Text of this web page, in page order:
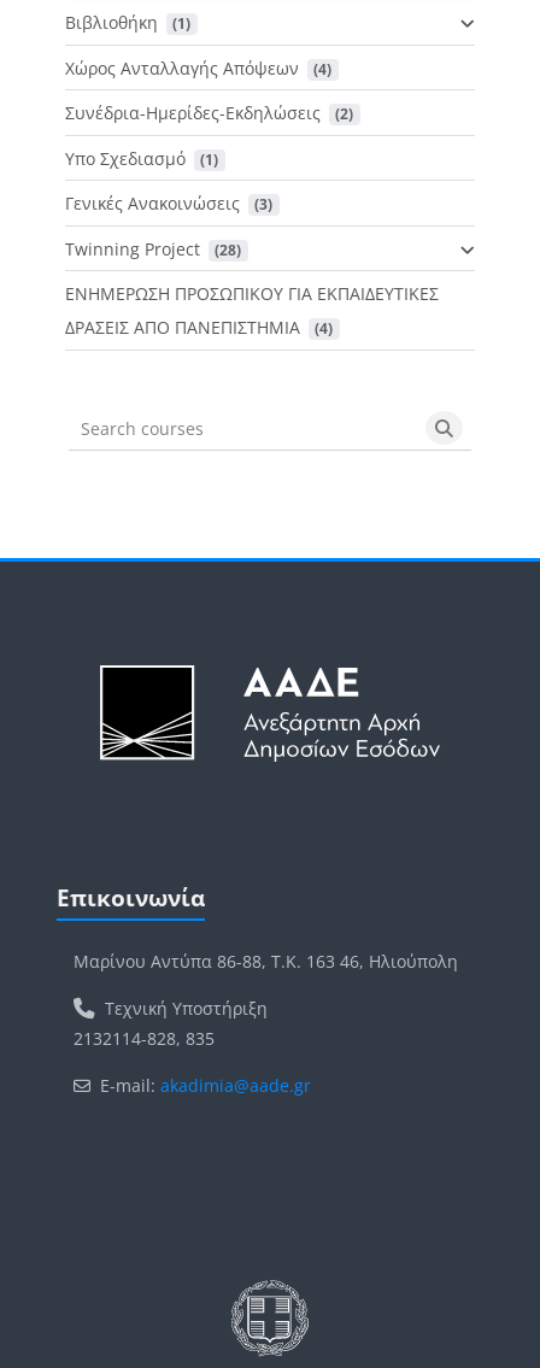
Βιβλιοθήκη
(1)
Χώρος Ανταλλαγής Απόψεων (4)
Συνέδρια-Ημερίδες-Εκδηλώσεις (2)
Υπο Σχεδιασμό (1)
Γενικές Ανακοινώσεις (3)
Twinning Project (28)
ΕΝΗΜΕΡΩΣΗ ΠΡΟΣΩΠΙΚΟΥ ΓΙΑ ΕΚΠΑΙΔΕΥΤΙΚΕΣ
ΔΡΑΣΕΙΣ ΑΠΟ ΠΑΝΕΠΙΣΤΗΜΙΑ
(4)
Search courses Search
Μπλοκ
Επικοινωνία
Μαρίνου Αντύπα 86-88, Τ.Κ. 163 46, Ηλιούπολη
Τεχνική Υποστήριξη
2132114-828, 835
E-mail: akadimia@aade.gr